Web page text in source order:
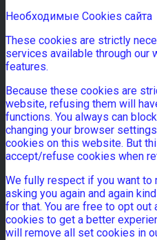
Необходимые Cookies сайта
These cookies are strictly
services available through
features.
Because these cookies are
website, refusing them will
functions. You always can
changing your browser
cookies on this website. But
accept/refuse cookies when
We fully respect if you want
asking you again and again
for that. You are free to opt
cookies to get a better
will remove all set cookies in